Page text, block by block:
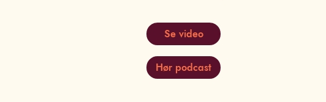
Se video
Hør podcast